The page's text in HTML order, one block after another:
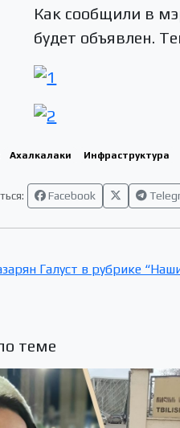
Как сообщили в
будет объявлен.
Ахалкалаки Инфраструктура
Facebook
Галуст в рубрике
теме